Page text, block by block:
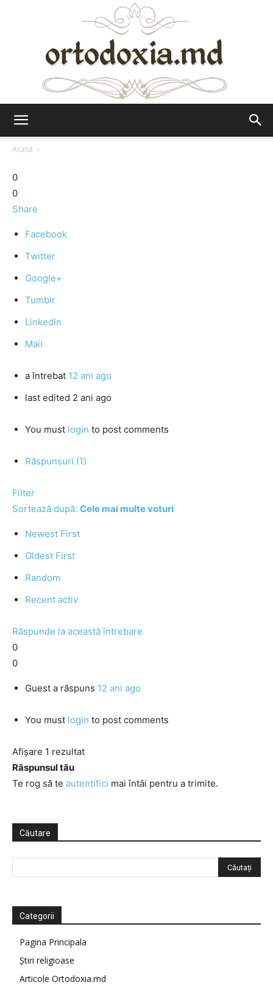
Acasă
0
0
Share
Facebook
Twitter
Google+
Tumblr
LinkedIn
Mail
a întrebat 12 ani ago
last edited 2 ani ago
You must login to post comments
Răspunsuri (1)
Filter
Sortează după: Cele mai multe voturi
Newest First
Oldest First
Random
Recent activ
Răspunde la această întrebare
0
0
Guest a răspuns 12 ani ago
You must login to post comments
Afișare 1 rezultat
Răspunsul tău
Te rog să te autentifici mai întâi pentru a trimite.
Căutare
Categorii
Pagina Principala
Știri religioase
Articole Ortodoxia.md